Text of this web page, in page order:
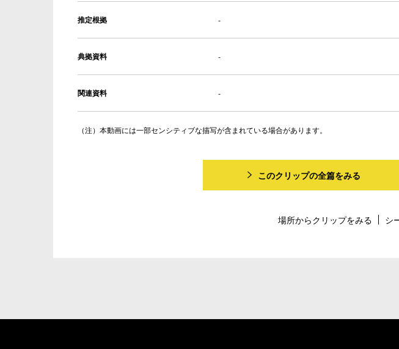
推定根拠 -
典拠資料 -
関連資料 -
本動画には一部センシティブな描写が含まれている場合があります。
このクリップの全篇をみる
場所からクリップをみる シ